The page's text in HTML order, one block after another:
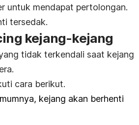
untuk mendapat pertolongan.
tersedak.
kejang-kejang
tidak terkendali saat kejang
cara berikut.
kejang akan berhenti